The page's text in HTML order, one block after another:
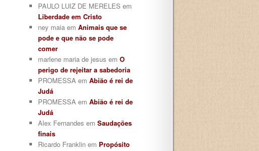
PAULO LUIZ DE MERELES em
Liberdade em Cristo
ney maia em Animais que se
pode e que não se pode
comer
marlene maria de jesus em O
perigo de rejeitar a sabedoria
PROMESSA em Abião é rei de
Judá
PROMESSA em Abião é rei de
Judá
Alex Fernandes em Saudações
finais
Ricardo Franklin em Propósito